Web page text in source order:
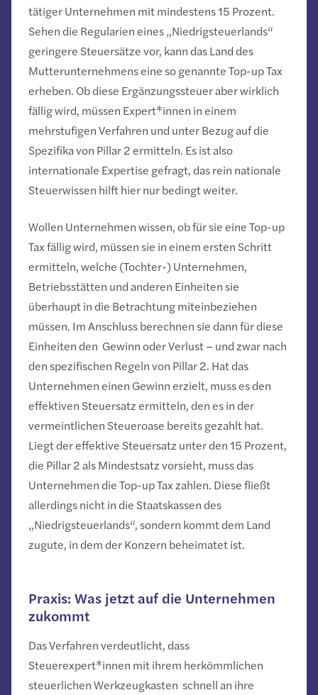
tätiger Unternehmen mit mindestens 15 Prozent.
Sehen die Regularien eines „Niedrigsteuerlands“
geringere Steuersätze vor, kann das Land des
Mutterunternehmens eine so genannte Top-up Tax
erheben. Ob diese Ergänzungssteuer aber wirklich
fällig wird, müssen Expert*innen in einem
mehrstufigen Verfahren und unter Bezug auf die
Spezifika von Pillar 2 ermitteln. Es ist also
internationale Expertise gefragt, das rein nationale
Steuerwissen hilft hier nur bedingt weiter.
Wollen Unternehmen wissen, ob für sie eine Top-up
Tax fällig wird, müssen sie in einem ersten Schritt
ermitteln, welche (Tochter-) Unternehmen,
Betriebsstätten und anderen Einheiten sie
überhaupt in die Betrachtung miteinbeziehen
müssen. Im Anschluss berechnen sie dann für diese
Einheiten den Gewinn oder Verlust – und zwar nach
den spezifischen Regeln von Pillar 2. Hat das
Unternehmen einen Gewinn erzielt, muss es den
effektiven Steuersatz ermitteln, den es in der
vermeintlichen Steueroase bereits gezahlt hat.
Liegt der effektive Steuersatz unter den 15 Prozent,
die Pillar 2 als Mindestsatz vorsieht, muss das
Unternehmen die Top-up Tax zahlen. Diese fließt
allerdings nicht in die Staatskassen des
„Niedrigsteuerlands“, sondern kommt dem Land
zugute, in dem der Konzern beheimatet ist.
Praxis: Was jetzt auf die Unternehmen
zukommt
Das Verfahren verdeutlicht, dass
Steuerexpert*innen mit ihrem herkömmlichen
steuerlichen Werkzeugkasten schnell an ihre